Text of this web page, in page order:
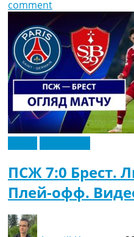
comment
ПСЖ 7:0 Брест.
Плей-офф.